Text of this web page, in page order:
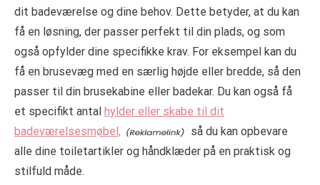
dit badeværelse og dine behov. Dette betyder, at du kan
få en løsning, der passer perfekt til din plads, og som
også opfylder dine specifikke krav. For eksempel kan du
få en brusevæg med en særlig højde eller bredde, så den
passer til din brusekabine eller badekar. Du kan også få
et specifikt antal hylder eller skabe til dit
badeværelsesmøbel,
så du kan opbevare
alle dine toiletartikler og håndklæder på en praktisk og
stilfuld måde.